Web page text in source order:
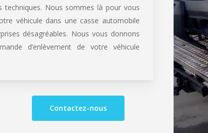
Nous sommes là pour vous
véhicule dans une casse automobile
désagréables. Nous vous donnons
d’enlèvement de votre véhicule
Contactez-nous